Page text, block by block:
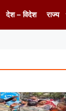
देश – विदेश राज्य